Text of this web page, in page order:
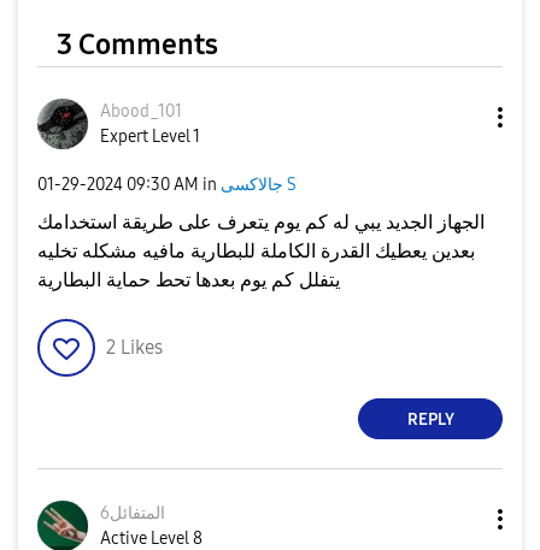
3 Comments
Abood_101
Expert Level 1
‎01-29-2024 09:30 AM in جالاكسى S
الجهاز الجديد يبي له كم يوم يتعرف على طريقة استخدامك
بعدين يعطيك القدرة الكاملة للبطارية مافيه مشكله تخليه
يتفلل كم يوم بعدها تحط حماية البطارية
2 Likes
REPLY
المتفائل6
Active Level 8